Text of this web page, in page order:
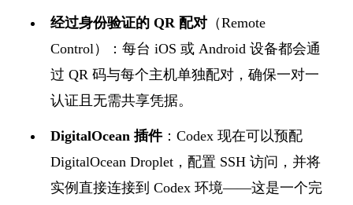
经过身份验证的 QR 配对 （Remote
Control）：每台 iOS 或 Android 设备都会通
过 QR 码与每个主机单独配对，确保一对一
认证且无需共享凭据。
DigitalOcean 插件：Codex 现在可以预配
DigitalOcean Droplet，配置 SSH 访问，并将
实例直接连接到 Codex 环境——这是一个完